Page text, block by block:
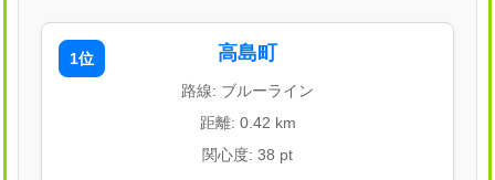
1位 高島町
路線: ブルーライン
距離: 0.42 km
関心度: 38 pt